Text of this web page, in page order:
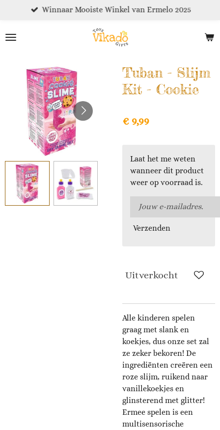
naar
Winnaar Mooiste Winkel van Ermelo 2025
Tuban - Slijm
Kit - Cookie
€ 9,99
Laat het me weten
wanneer dit product
weer op voorraad is.
Verzenden
Uitverkocht
Alle kinderen spelen
graag met slank en
koekjes, dus onze set zal
ze zeker bekoren! De
ingrediënten creëren een
roze slijm, ruikend naar
vanillekoekjes en
glinsterend met glitter!
Ermee spelen is een
multisensorische